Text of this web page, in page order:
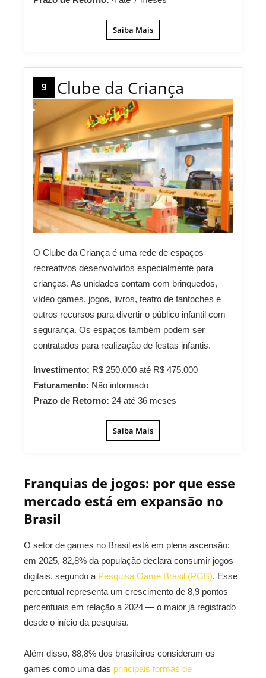
Saiba Mais
9 Clube da Criança
O Clube da Criança é uma rede de espaços
recreativos desenvolvidos especialmente para
crianças. As unidades contam com brinquedos,
vídeo games, jogos, livros, teatro de fantoches e
outros recursos para divertir o público infantil com
segurança. Os espaços também podem ser
contratados para realização de festas infantis.
Investimento: R$ 250.000 até R$ 475.000
Faturamento: Não informado
Prazo de Retorno: 24 até 36 meses
Saiba Mais
Franquias de jogos: por que esse
mercado está em expansão no
Brasil
O setor de games no Brasil está em plena ascensão:
em 2025, 82,8% da população declara consumir jogos
digitais, segundo a Pesquisa Game Brasil (PGB). Esse
percentual representa um crescimento de 8,9 pontos
percentuais em relação a 2024 — o maior já registrado
desde o início da pesquisa.
Além disso, 88,8% dos brasileiros consideram os
games como uma das principais formas de